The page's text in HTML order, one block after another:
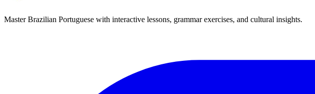
Master Brazilian Portuguese with interactive lessons, grammar exercises, and cultural insights.